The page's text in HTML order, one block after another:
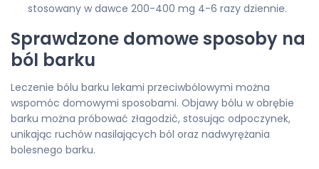
stosowany w dawce 200-400 mg 4-6 razy dziennie.
Sprawdzone domowe sposoby na
ból barku
Leczenie bólu barku lekami przeciwbólowymi można
wspomóc domowymi sposobami. Objawy bólu w obrębie
barku można próbować złagodzić, stosując odpoczynek,
unikając ruchów nasilających ból oraz nadwyrężania
bolesnego barku.